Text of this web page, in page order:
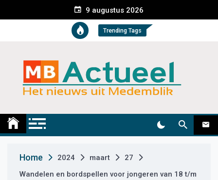
e
t
9 augustus 2026
Trending Tags
Medemblik Actueel
Home 2024 maart
27
Wandelen en bordspellen voor jongeren van 18 t/m